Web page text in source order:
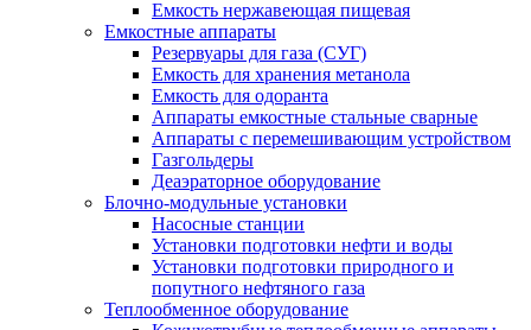
Емкость нержавеющая пищевая
Емкостные аппараты
Резервуары для газа (СУГ)
Емкость для хранения метанола
Емкость для одоранта
Аппараты емкостные стальные сварные
Аппараты с перемешивающим устройством
Газгольдеры
Деаэраторное оборудование
Блочно-модульные установки
Насосные станции
Установки подготовки нефти и воды
Установки подготовки природного и
попутного нефтяного газа
Теплообменное оборудование